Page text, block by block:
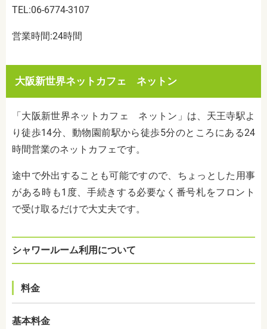
TEL:06-6774-3107
営業時間:24時間
大阪新世界ネットカフェ ネットン
「大阪新世界ネットカフェ ネットン」は、天王寺駅よ
り徒歩14分、動物園前駅から徒歩5分のところにある24
時間営業のネットカフェです。
途中で外出することも可能ですので、ちょっとした用事
がある時も1度、手続きする必要なく番号札をフロント
で受け取るだけで大丈夫です。
シャワールーム利用について
料金
基本料金